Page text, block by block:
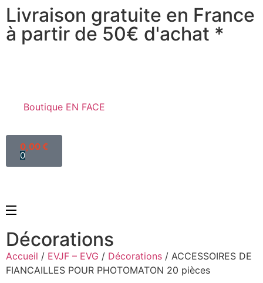
Livraison gratuite en France
à partir de 50€ d'achat *
Boutique EN FACE
0,00€
0
Décorations
Accueil / EVJF – EVG / Décorations / ACCESSOIRES DE
FIANCAILLES POUR PHOTOMATON 20 pièces